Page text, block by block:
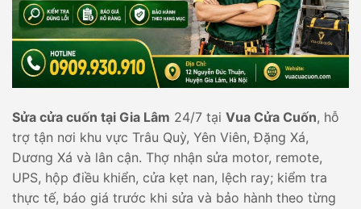
Sửa cửa cuốn tại Gia Lâm 24/7 tại Vua Cửa Cuốn, hỗ
trợ tận nơi khu vực Trâu Quỳ, Yên Viên, Đặng Xá,
Dương Xá và lân cận. Thợ nhận sửa motor, remote,
UPS, hộp điều khiển, cửa kẹt nan, lệch ray; kiểm tra
thực tế, báo giá trước khi sửa và bảo hành theo từng